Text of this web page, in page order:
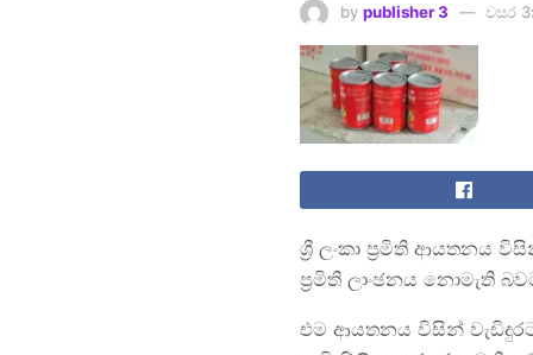
by publisher 3 වසර
ශ්‍රී ලංකා ප්‍රමිති ආයතනය
ප්‍රමිති ලාංඡනය නොමැති
එම ආයතනය විසින්